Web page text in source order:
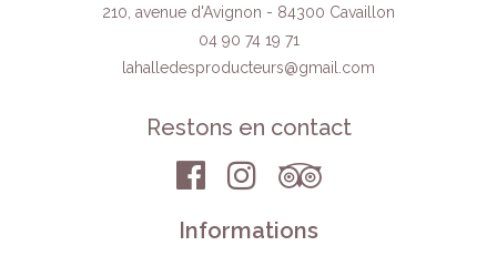
210, avenue d'Avignon - 84300 Cavaillon
04 90 74 19 71
lahalledesproducteurs@gmail.com
Restons en contact
Informations